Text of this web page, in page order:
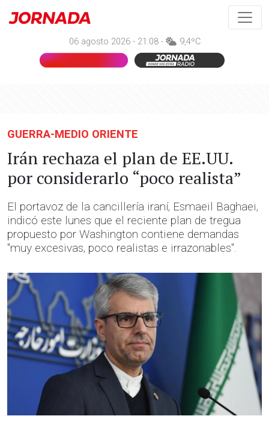
06 agosto 2026 - 21:08 - 9,4ºC
GUERRA-MEDIO ORIENTE
Irán rechaza el plan de EE.UU.
por considerarlo “poco realista”
El portavoz de la cancillería iraní, Esmaeil Baghaei,
indicó este lunes que el reciente plan de tregua
propuesto por Washington contiene demandas
"muy excesivas, poco realistas e irrazonables".